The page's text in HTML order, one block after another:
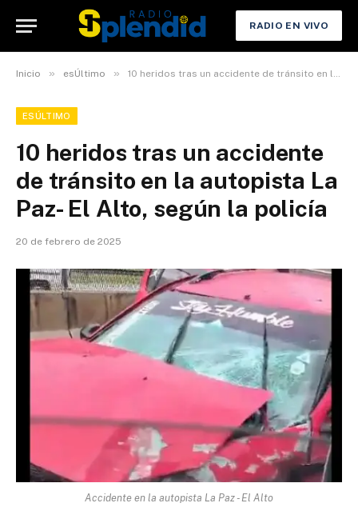
RADIO EN VIVO
Inicio » esÚltimo » 10 heridos tras un accidente de tránsito en la autopista La Paz- El Alto, según la policía
ESÚLTIMO
10 heridos tras un accidente
de tránsito en la autopista La
Paz- El Alto, según la policía
20 de febrero de 2025
Accidente en la autopista La Paz - El Alto